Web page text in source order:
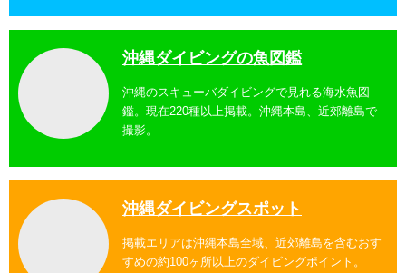
沖縄ダイビングの魚図鑑
沖縄のスキューバダイビングで見れる海水魚図
鑑。現在220種以上掲載。沖縄本島、近郊離島で
撮影。
沖縄ダイビングスポット
掲載エリアは沖縄本島全域、近郊離島を含むおす
すめの約100ヶ所以上のダイビングポイント。